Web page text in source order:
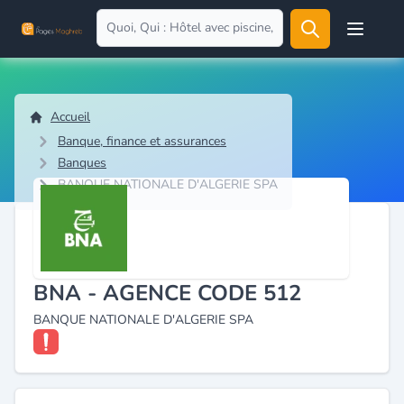
Open
Accueil
Banque, finance et assurances
Banques
BANQUE NATIONALE D'ALGERIE SPA
BNA - AGENCE CODE 512
BANQUE NATIONALE D'ALGERIE SPA